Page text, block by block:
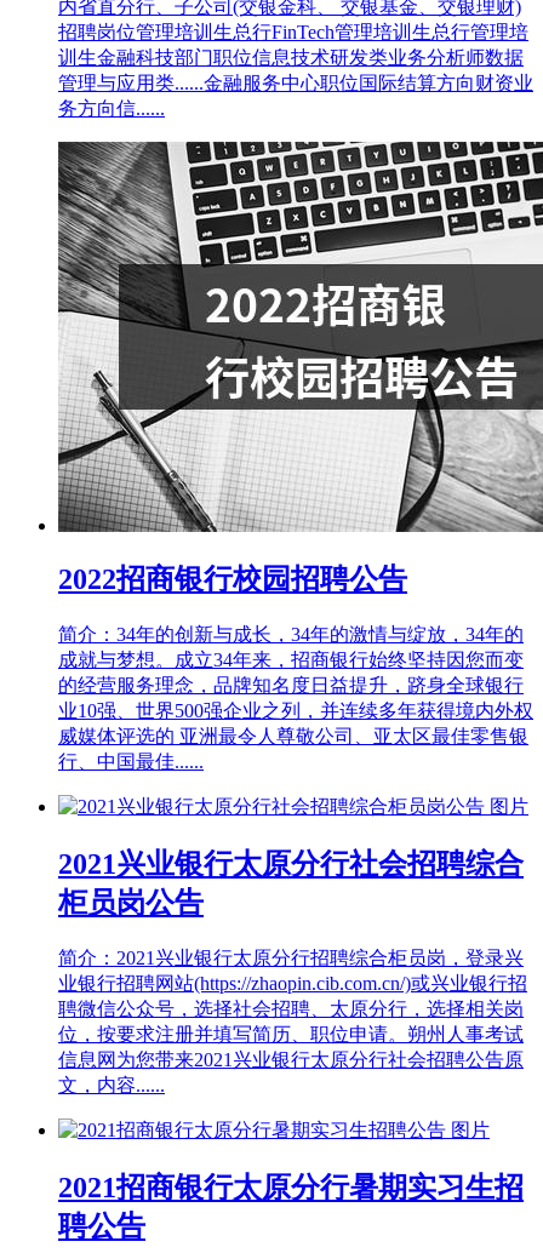
内省直分行、子公司(交银金科、 交银基金、交银理财)
招聘岗位管理培训生总行FinTech管理培训生总行管理培
训生金融科技部门职位信息技术研发类业务分析师数据
管理与应用类......金融服务中心职位国际结算方向财资业
务方向信......
2022招商银行校园招聘公告
简介：34年的创新与成长，34年的激情与绽放，34年的
成就与梦想。成立34年来，招商银行始终坚持因您而变
的经营服务理念，品牌知名度日益提升，跻身全球银行
业10强、世界500强企业之列，并连续多年获得境内外权
威媒体评选的 亚洲最令人尊敬公司、亚太区最佳零售银
行、中国最佳......
2021兴业银行太原分行社会招聘综合
柜员岗公告
简介：2021兴业银行太原分行招聘综合柜员岗，登录兴
业银行招聘网站(https://zhaopin.cib.com.cn/)或兴业银行招
聘微信公众号，选择社会招聘、太原分行，选择相关岗
位，按要求注册并填写简历、职位申请。朔州人事考试
信息网为您带来2021兴业银行太原分行社会招聘公告原
文，内容......
2021招商银行太原分行暑期实习生招
聘公告